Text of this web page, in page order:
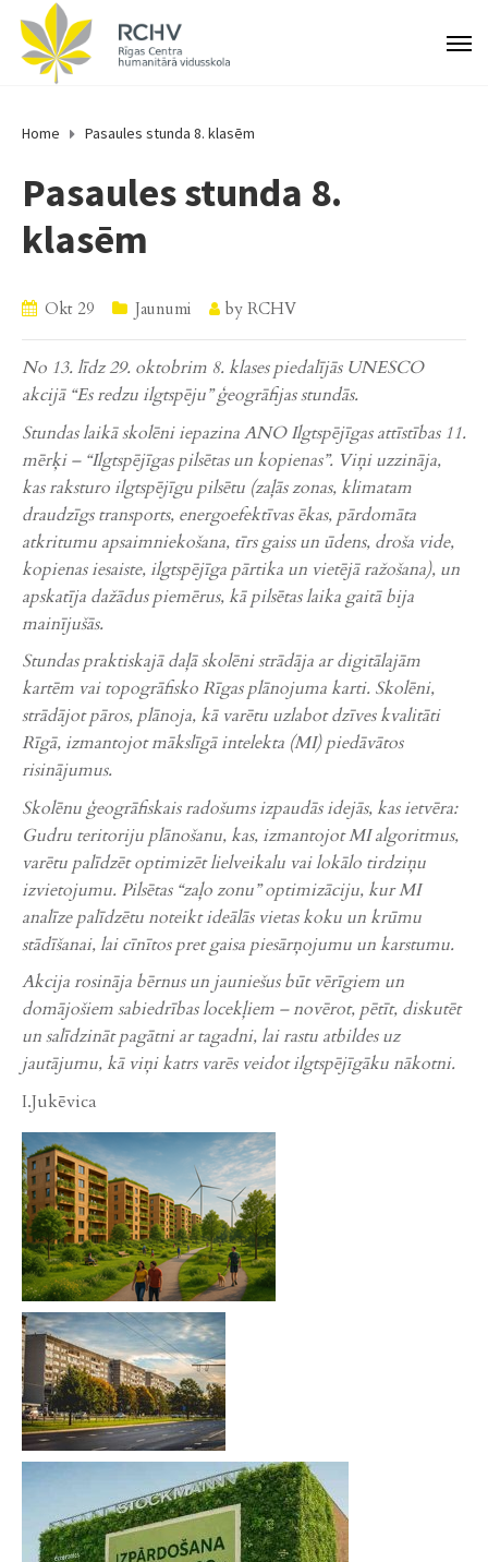
Home Pasaules stunda 8. klasēm
Pasaules stunda 8.
klasēm
Okt 29 Jaunumi by RCHV
No 13. līdz 29. oktobrim 8. klases piedalījās UNESCO
akcijā “Es redzu ilgtspēju” ģeogrāfijas stundās.
Stundas laikā skolēni iepazina ANO Ilgtspējīgas attīstības 11.
mērķi – “Ilgtspējīgas pilsētas un kopienas”. Viņi uzzināja,
kas raksturo ilgtspējīgu pilsētu (zaļās zonas, klimatam
draudzīgs transports, energoefektīvas ēkas, pārdomāta
atkritumu apsaimniekošana, tīrs gaiss un ūdens, droša vide,
kopienas iesaiste, ilgtspējīga pārtika un vietējā ražošana), un
apskatīja dažādus piemērus, kā pilsētas laika gaitā bija
mainījušās.
Stundas praktiskajā daļā skolēni strādāja ar digitālajām
kartēm vai topogrāfisko Rīgas plānojuma karti. Skolēni,
strādājot pāros, plānoja, kā varētu uzlabot dzīves kvalitāti
Rīgā, izmantojot mākslīgā intelekta (MI) piedāvātos
risinājumus.
Skolēnu ģeogrāfiskais radošums izpaudās idejās, kas ietvēra:
Gudru teritoriju plānošanu, kas, izmantojot MI algoritmus,
varētu palīdzēt optimizēt lielveikalu vai lokālo tirdziņu
izvietojumu. Pilsētas “zaļo zonu” optimizāciju, kur MI
analīze palīdzētu noteikt ideālās vietas koku un krūmu
stādīšanai, lai cīnītos pret gaisa piesārņojumu un karstumu.
Akcija rosināja bērnus un jauniešus būt vērīgiem un
domājošiem sabiedrības locekļiem – novērot, pētīt, diskutēt
un salīdzināt pagātni ar tagadni, lai rastu atbildes uz
jautājumu, kā viņi katrs varēs veidot ilgtspējīgāku nākotni.
I.Jukēvica